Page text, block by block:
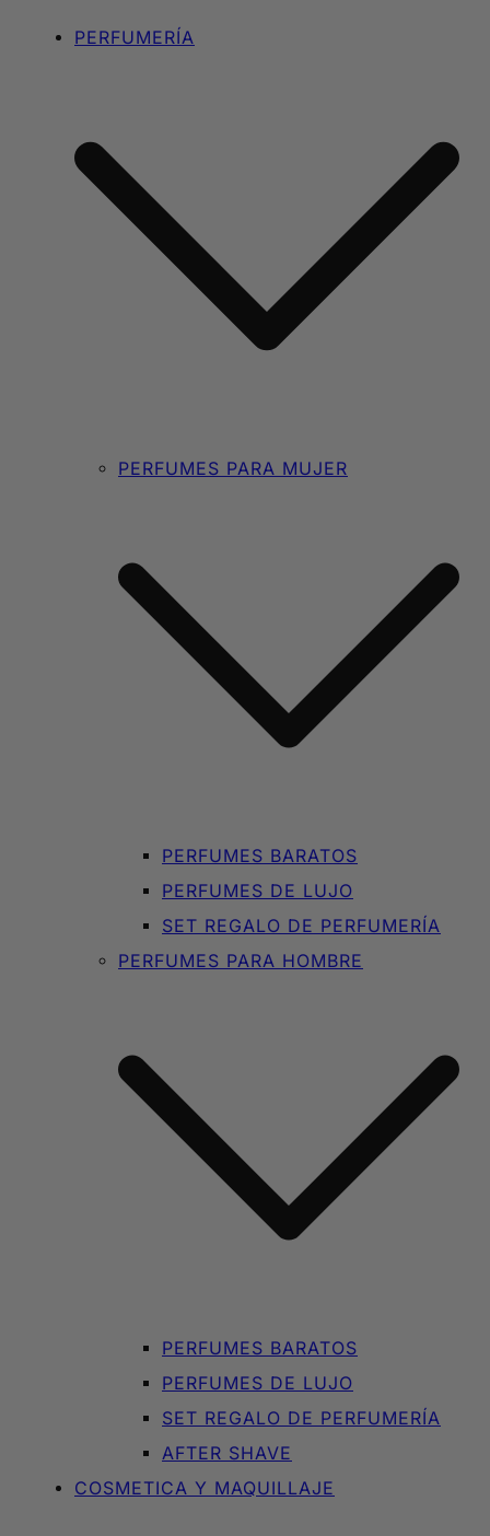
PERFUMERÍA
PERFUMES PARA MUJER
PERFUMES BARATOS
PERFUMES DE LUJO
SET REGALO DE PERFUMERÍA
PERFUMES PARA HOMBRE
PERFUMES BARATOS
PERFUMES DE LUJO
SET REGALO DE PERFUMERÍA
AFTER SHAVE
COSMETICA Y MAQUILLAJE